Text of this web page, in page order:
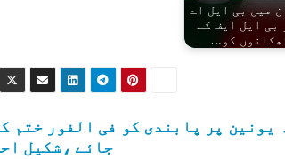
میں بی ایل اے
بی ایل ایف کے
کو…
یونین پر پابندی کو فی الفور ختم
جائے ،شکیل